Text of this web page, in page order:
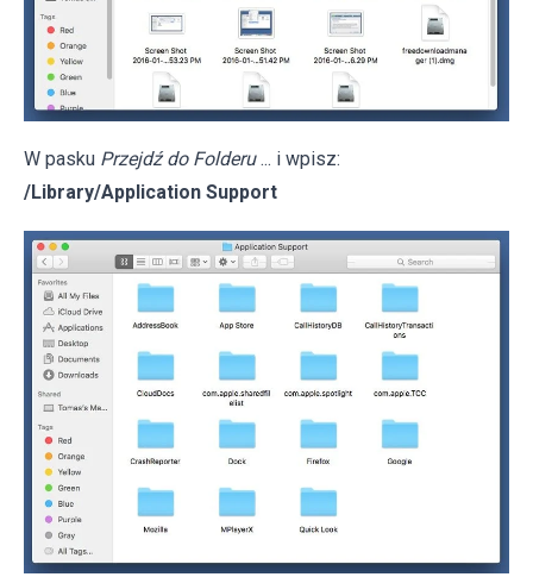
W pasku Przejdź do Folderu ... i wpisz:
/Library/Application Support